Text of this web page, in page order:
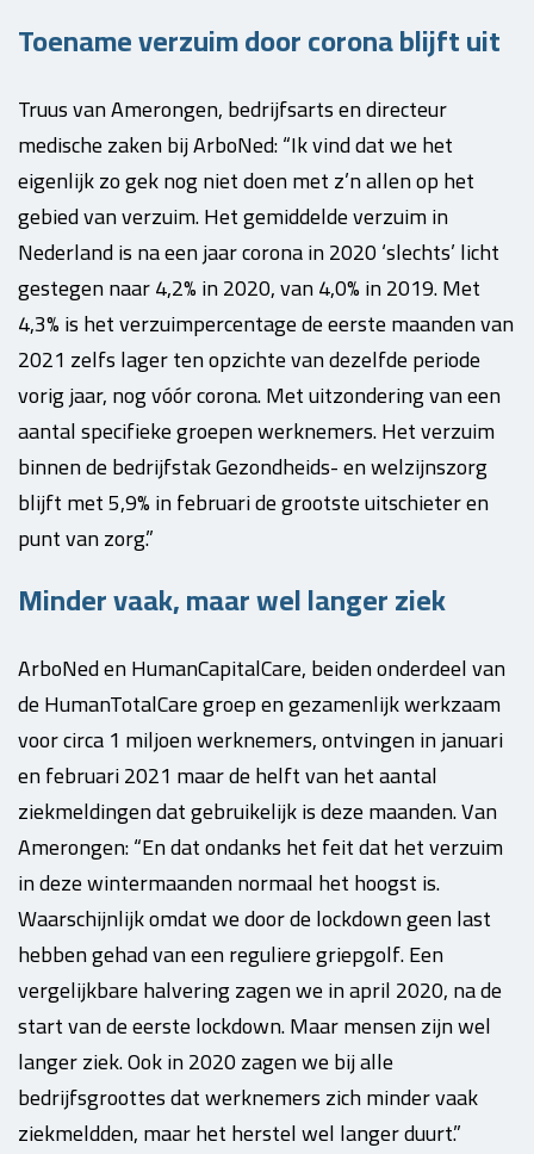
Toename verzuim door corona blijft uit
Truus van Amerongen, bedrijfsarts en directeur
medische zaken bij ArboNed: “Ik vind dat we het
eigenlijk zo gek nog niet doen met z’n allen op het
gebied van verzuim. Het gemiddelde verzuim in
Nederland is na een jaar corona in 2020 ‘slechts’ licht
gestegen naar 4,2% in 2020, van 4,0% in 2019. Met
4,3% is het verzuimpercentage de eerste maanden van
2021 zelfs lager ten opzichte van dezelfde periode
vorig jaar, nog vóór corona. Met uitzondering van een
aantal specifieke groepen werknemers. Het verzuim
binnen de bedrijfstak Gezondheids- en welzijnszorg
blijft met 5,9% in februari de grootste uitschieter en
punt van zorg.”
Minder vaak, maar wel langer ziek
ArboNed en HumanCapitalCare, beiden onderdeel van
de HumanTotalCare groep en gezamenlijk werkzaam
voor circa 1 miljoen werknemers, ontvingen in januari
en februari 2021 maar de helft van het aantal
ziekmeldingen dat gebruikelijk is deze maanden. Van
Amerongen: “En dat ondanks het feit dat het verzuim
in deze wintermaanden normaal het hoogst is.
Waarschijnlijk omdat we door de lockdown geen last
hebben gehad van een reguliere griepgolf. Een
vergelijkbare halvering zagen we in april 2020, na de
start van de eerste lockdown. Maar mensen zijn wel
langer ziek. Ook in 2020 zagen we bij alle
bedrijfsgroottes dat werknemers zich minder vaak
ziekmeldden, maar het herstel wel langer duurt.”